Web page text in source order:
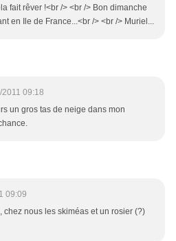
fait rêver !<br /> <br /> Bon dimanche
en Ile de France...<br /> <br /> Muriel...
2011 09:18
un gros tas de neige dans mon
09:09
chez nous les skiméas et un rosier (?)